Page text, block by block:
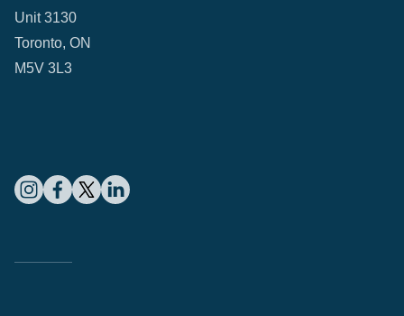
Unit 3130
Toronto, ON
M5V 3L3